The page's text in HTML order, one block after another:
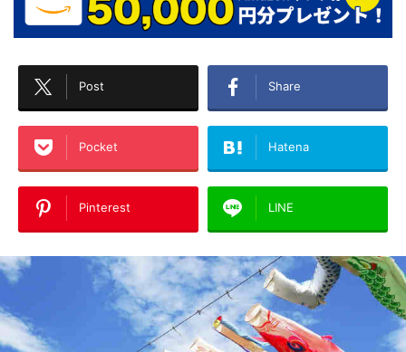
Post Share
Pocket Hatena
Pinterest LINE